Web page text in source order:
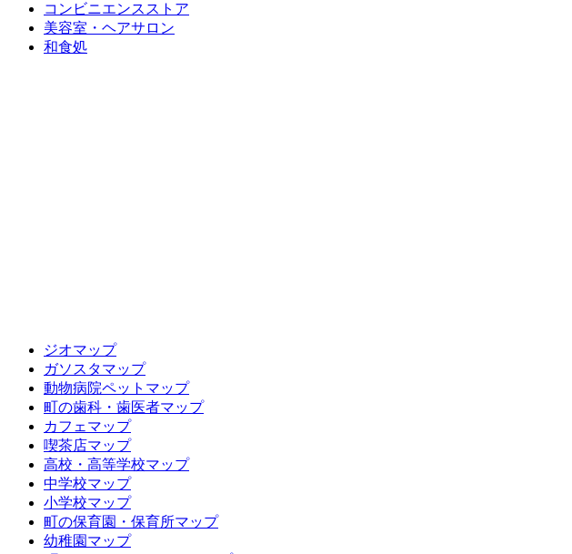
コンビニエンスストア
美容室・ヘアサロン
和食処
ジオマップ
ガソスタマップ
動物病院ペットマップ
町の歯科・歯医者マップ
カフェマップ
喫茶店マップ
高校・高等学校マップ
中学校マップ
小学校マップ
町の保育園・保育所マップ
幼稚園マップ